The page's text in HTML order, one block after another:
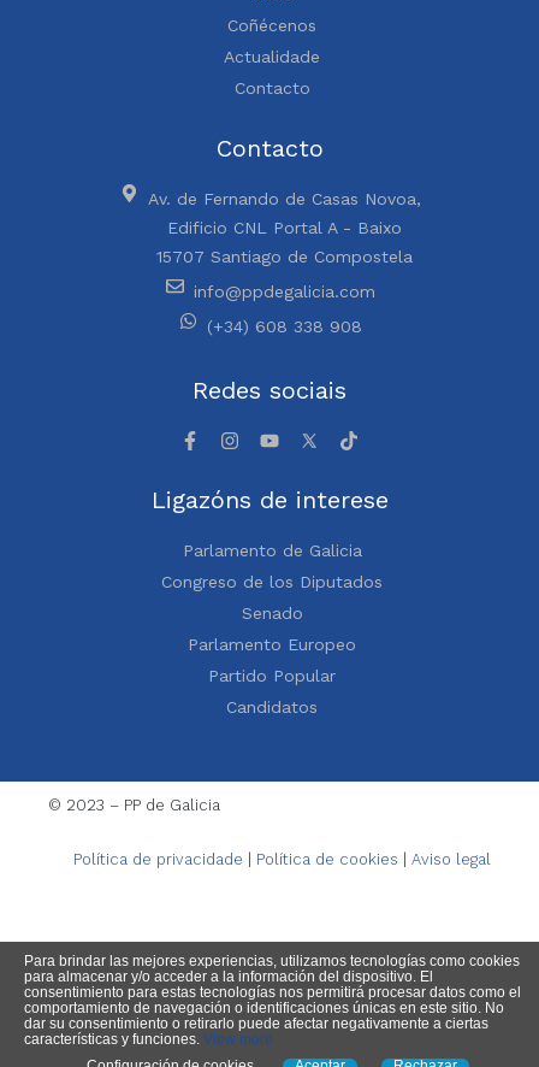
Coñécenos
Actualidade
Contacto
Contacto
Av. de Fernando de Casas Novoa,
Edificio CNL Portal A - Baixo
15707 Santiago de Compostela
info@ppdegalicia.com
(+34) 608 338 908
Redes sociais
Ligazóns de interese
Parlamento de Galicia
Congreso de los Diputados
Senado
Parlamento Europeo
Partido Popular
Candidatos
© 2023 – PP de Galicia
Política de privacidade | Política de cookies | Aviso legal
Para brindar las mejores experiencias, utilizamos tecnologías como cookies
para almacenar y/o acceder a la información del dispositivo. El
consentimiento para estas tecnologías nos permitirá procesar datos como el
comportamiento de navegación o identificaciones únicas en este sitio. No
dar su consentimiento o retirarlo puede afectar negativamente a ciertas
características y funciones. View more